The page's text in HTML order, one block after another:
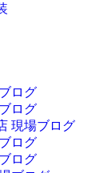
ログ
ログ
現場ブログ
ログ
ログ